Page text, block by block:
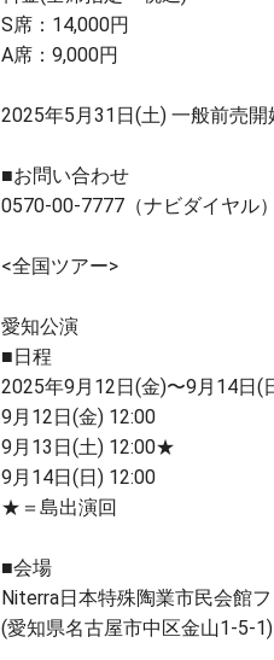
S席：14,000円
A席：9,000円
2025年5月31日(土) 一般前売開
■お問い合わせ
0570-00-7777（ナビダイヤル）
<全国ツアー>
愛知公演
■日程
2025年9月12日(金)〜9月14日(
9月12日(金) 12:00
9月13日(土) 12:00★
9月14日(日) 12:00
★＝島出演回
■会場
Niterra日本特殊陶業市民会館
(愛知県名古屋市中区金山1-5-1)